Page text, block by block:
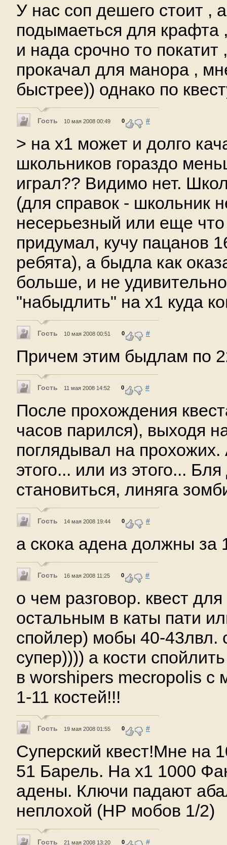
У нас соп дешего стоит ,
подымаеться для крафта
и нада срочно то
прокачал для манора ,
быстрее)) однако по
Гость 10 мая 2008 00:49 0 #
> на х1 может и долго
школьников гораздо
играл?? Видимо нет.
(для справок - школьник
несерьезный или еще
придумал, кучу пацанов
ребята), а быдла как
больше, и не
"набыдлить" на х1 куда
Гость 10 мая 2008 00:51 0 #
Причем этим быдлам по
Гость 11 мая 2008 14:52 0 #
После прохождения
часов парился), выходя
поглядывал на
этого... или из этого...
становиться, линяга
Гость 14 мая 2008 19:44 0 #
а скока адена должны за
Гость 16 мая 2008 11:25 0 #
о чем разговор. квест
остальным в каты пати
спойлер) мобы 40-
супер)))) а кости
в worshipers mecropolis с
1-11 костей!!!
Гость 19 мая 2008 01:55 0 #
Суперский квест!Мне на
51 Барель. На х1 1000
адены. Ключи падают
неплохой (НР мобов 1/2)
Гость 21 мая 2008 13:20 0 #